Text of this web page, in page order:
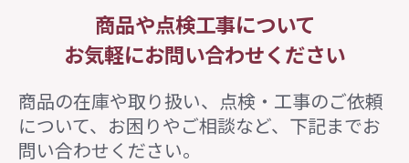
商品や点検工事について
お気軽にお問い合わせください
商品の在庫や取り扱い、点検・工事のご依頼
について、 お困りやご相談など、下記までお
問い合わせください。